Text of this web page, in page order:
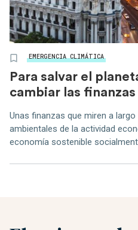
EMERGENCIA CLIMÁTICA
Para salvar el
cambiar las finanzas
Unas finanzas que miren a
ambientales de la actividad
economía sostenible